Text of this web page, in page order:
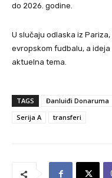
do 2026. godine.
U slučaju odlaska iz
evropskom fudbalu, a
aktuelna tema.
TAGS Đanluiđi Donaruma
Serija A
transferi